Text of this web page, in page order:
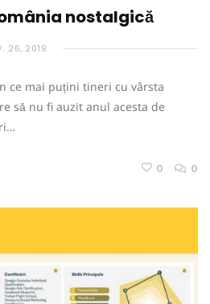
nostalgică
26, 2019
ce mai puțini tineri cu vârsta
să nu fi auzit anul acesta de
0 0